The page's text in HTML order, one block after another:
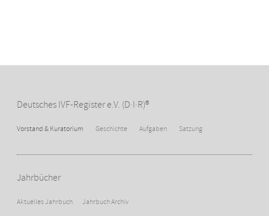
Deutsches IVF-Register e.V. (D·I·R)®
Vorstand & Kuratorium Geschichte Aufgaben Satzung
Jahrbücher
Aktuelles Jahrbuch Jahrbuch Archiv